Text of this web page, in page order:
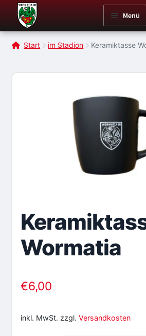
Zur
Navigation
springen
Zum
Inhalt
springen
Menü
Start im Stadion Keramiktasse
Wormatia
€6,00
inkl. MwSt. zzgl. Versandkosten